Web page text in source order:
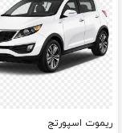
ریموت اسپورتج